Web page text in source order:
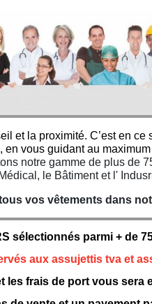
et la proximité. C’est en
vous guidant au
notre gamme de plus de
le Bâtiment et l'
vos vêtements dans
parmi + de
aux assujettis tva et
les frais de port vous sera